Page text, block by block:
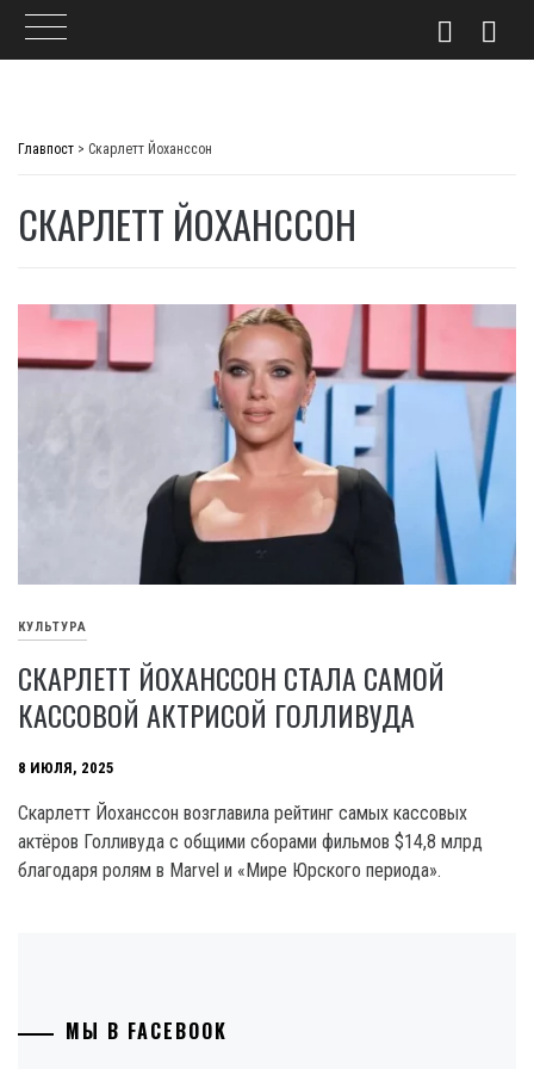
Главпост > Скарлетт Йоханссон
СКАРЛЕТТ ЙОХАНССОН
КУЛЬТУРА
СКАРЛЕТТ ЙОХАНССОН СТАЛА САМОЙ
КАССОВОЙ АКТРИСОЙ ГОЛЛИВУДА
8 ИЮЛЯ, 2025
Скарлетт Йоханссон возглавила рейтинг самых кассовых
актёров Голливуда с общими сборами фильмов $14,8 млрд
благодаря ролям в Marvel и «Мире Юрского периода».
МЫ В FACEBOOK